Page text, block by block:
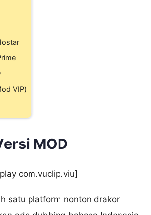
VIP)
MOD
com.vuclip.viu]
satu platform nonton drakor